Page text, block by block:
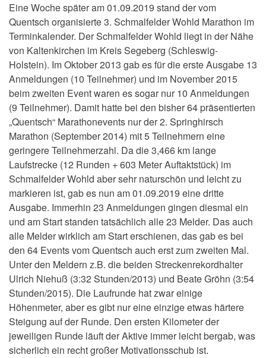
Eine Woche später am 01.09.2019 stand der vom
Quentsch organisierte 3. Schmalfelder Wohld Marathon im
Terminkalender. Der Schmalfelder Wohld liegt in der Nähe
von Kaltenkirchen im Kreis Segeberg (Schleswig-
Holstein). Im Oktober 2013 gab es für die erste Ausgabe 13
Anmeldungen (10 Teilnehmer) und im November 2015
beim zweiten Event waren es sogar nur 10 Anmeldungen
(9 Teilnehmer). Damit hatte bei den bisher 64 präsentierten
„Quentsch“ Marathonevents nur der 2. Springhirsch
Marathon (September 2014) mit 5 Teilnehmern eine
geringere Teilnehmerzahl. Da die 3,466 km lange
Laufstrecke (12 Runden + 603 Meter Auftaktstück) im
Schmalfelder Wohld aber sehr naturschön und leicht zu
markieren ist, gab es nun am 01.09.2019 eine dritte
Ausgabe. Immerhin 23 Anmeldungen gingen diesmal ein
und am Start standen tatsächlich alle 23 Melder. Das auch
alle Melder wirklich am Start erschienen, das gab es bei
den 64 Events vom Quentsch auch erst zum zweiten Mal.
Unter den Meldern z.B. die beiden Streckenrekordhalter
Ulrich Niehuß (3:32 Stunden/2013) und Beate Gröhn (3:54
Stunden/2015). Die Laufrunde hat zwar einige
Höhenmeter, aber es gibt nur eine einzige etwas härtere
Steigung auf der Runde. Den ersten Kilometer der
jeweiligen Runde läuft der Aktive immer leicht bergab, was
sicherlich ein recht großer Motivationsschub ist.